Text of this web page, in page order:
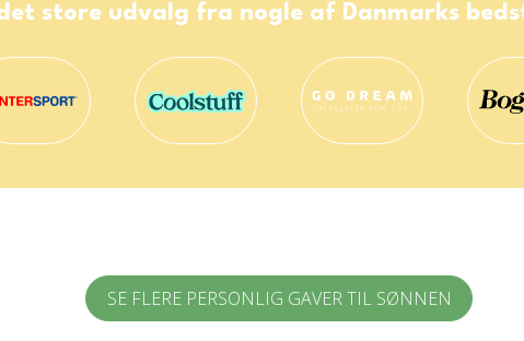
store udvalg fra nogle af Danmarks
SE FLERE PERSONLIG GAVER TIL SØNNEN